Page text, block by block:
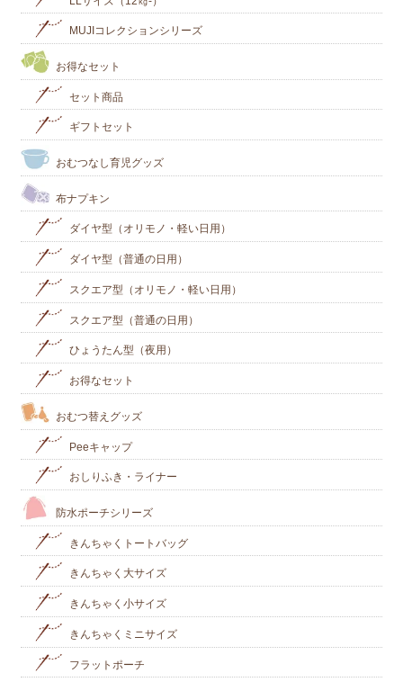
MUJIコレクションシリーズ
お得なセット
セット商品
ギフトセット
おむつなし育児グッズ
布ナプキン
ダイヤ型（オリモノ・軽い日用）
ダイヤ型（普通の日用）
スクエア型（オリモノ・軽い日用）
スクエア型（普通の日用）
ひょうたん型（夜用）
お得なセット
おむつ替えグッズ
Peeキャップ
おしりふき・ライナー
防水ポーチシリーズ
きんちゃくトートバッグ
きんちゃく大サイズ
きんちゃく小サイズ
きんちゃくミニサイズ
フラットポーチ